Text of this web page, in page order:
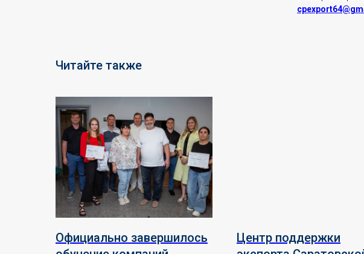
Читайте также
Официально завершилось
Центр поддержки